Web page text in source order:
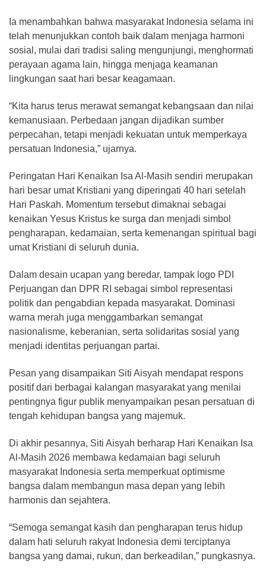
Ia menambahkan bahwa masyarakat Indonesia selama ini
telah menunjukkan contoh baik dalam menjaga harmoni
sosial, mulai dari tradisi saling mengunjungi, menghormati
perayaan agama lain, hingga menjaga keamanan
lingkungan saat hari besar keagamaan.
“Kita harus terus merawat semangat kebangsaan dan nilai
kemanusiaan. Perbedaan jangan dijadikan sumber
perpecahan, tetapi menjadi kekuatan untuk memperkaya
persatuan Indonesia,” ujarnya.
Peringatan Hari Kenaikan Isa Al-Masih sendiri merupakan
hari besar umat Kristiani yang diperingati 40 hari setelah
Hari Paskah. Momentum tersebut dimaknai sebagai
kenaikan Yesus Kristus ke surga dan menjadi simbol
pengharapan, kedamaian, serta kemenangan spiritual bagi
umat Kristiani di seluruh dunia.
Dalam desain ucapan yang beredar, tampak logo PDI
Perjuangan dan DPR RI sebagai simbol representasi
politik dan pengabdian kepada masyarakat. Dominasi
warna merah juga menggambarkan semangat
nasionalisme, keberanian, serta solidaritas sosial yang
menjadi identitas perjuangan partai.
Pesan yang disampaikan Siti Aisyah mendapat respons
positif dari berbagai kalangan masyarakat yang menilai
pentingnya figur publik menyampaikan pesan persatuan di
tengah kehidupan bangsa yang majemuk.
Di akhir pesannya, Siti Aisyah berharap Hari Kenaikan Isa
Al-Masih 2026 membawa kedamaian bagi seluruh
masyarakat Indonesia serta memperkuat optimisme
bangsa dalam membangun masa depan yang lebih
harmonis dan sejahtera.
“Semoga semangat kasih dan pengharapan terus hidup
dalam hati seluruh rakyat Indonesia demi terciptanya
bangsa yang damai, rukun, dan berkeadilan,” pungkasnya.